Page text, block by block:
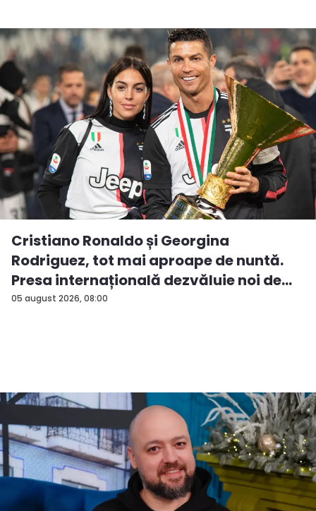
05 august 2026, 08:00
Cristiano Ronaldo și Georgina
Rodriguez, tot mai aproape de nuntă.
Presa internațională dezvăluie noi de...